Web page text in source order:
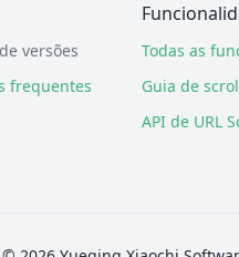
versões
frequentes
Todas as
Guia de
API de URL